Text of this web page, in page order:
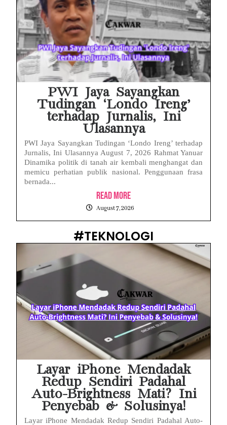
PWI Jaya Sayangkan
Tudingan ‘Londo Ireng’
terhadap Jurnalis, Ini
Ulasannya
PWI Jaya Sayangkan Tudingan ‘Londo Ireng’ terhadap
Jurnalis, Ini Ulasannya August 7, 2026 Rahmat Yanuar
Dinamika politik di tanah air kembali menghangat dan
memicu perhatian publik nasional. Penggunaan frasa
bernada...
Read More
August 7, 2026
#TEKNOLOGI
Layar iPhone Mendadak
Redup Sendiri Padahal
Auto-Brightness Mati? Ini
Penyebab & Solusinya!
Layar iPhone Mendadak Redup Sendiri Padahal Auto-